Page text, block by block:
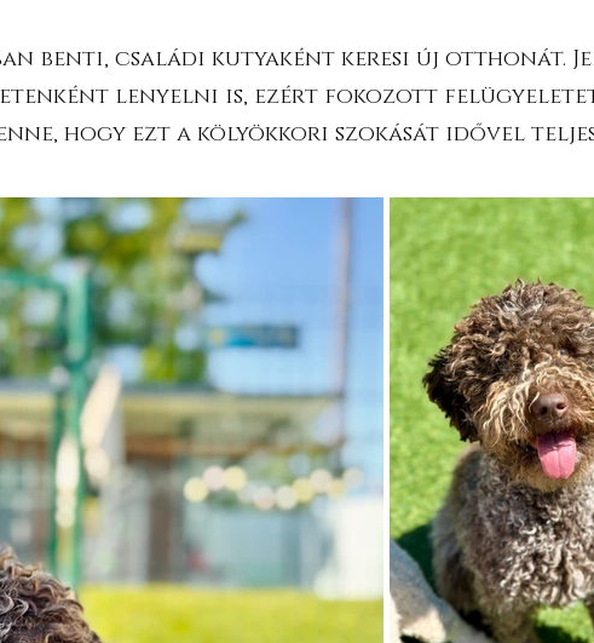
benti, családi kutyaként keresi új otthonát.
lenyelni is, ezért fokozott
hogy ezt a kölyökkori szokását idővel